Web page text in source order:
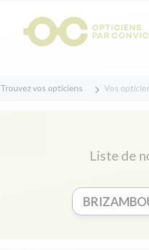
Trouvez vos opticiens Vos
Liste de